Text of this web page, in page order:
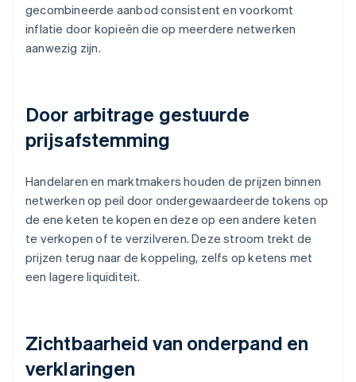
gecombineerde aanbod consistent en voorkomt
inflatie door kopieën die op meerdere netwerken
aanwezig zijn.
Door arbitrage gestuurde
prijsafstemming
Handelaren en marktmakers houden de prijzen binnen
netwerken op peil door ondergewaardeerde tokens op
de ene keten te kopen en deze op een andere keten
te verkopen of te verzilveren. Deze stroom trekt de
prijzen terug naar de koppeling, zelfs op ketens met
een lagere liquiditeit.
Zichtbaarheid van onderpand en
verklaringen